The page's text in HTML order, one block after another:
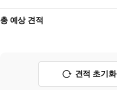
총 예상 견적
견적 초기화